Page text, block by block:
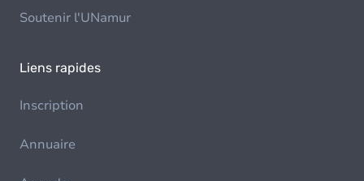
Soutenir l'UNamur
Liens rapides
Inscription
Annuaire